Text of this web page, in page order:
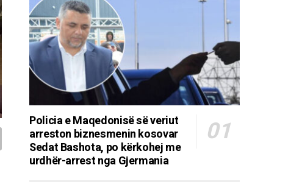
Policia e Maqedonisë së veriut
arreston biznesmenin kosovar
Sedat Bashota, po kërkohej me
urdhër-arrest nga Gjermania